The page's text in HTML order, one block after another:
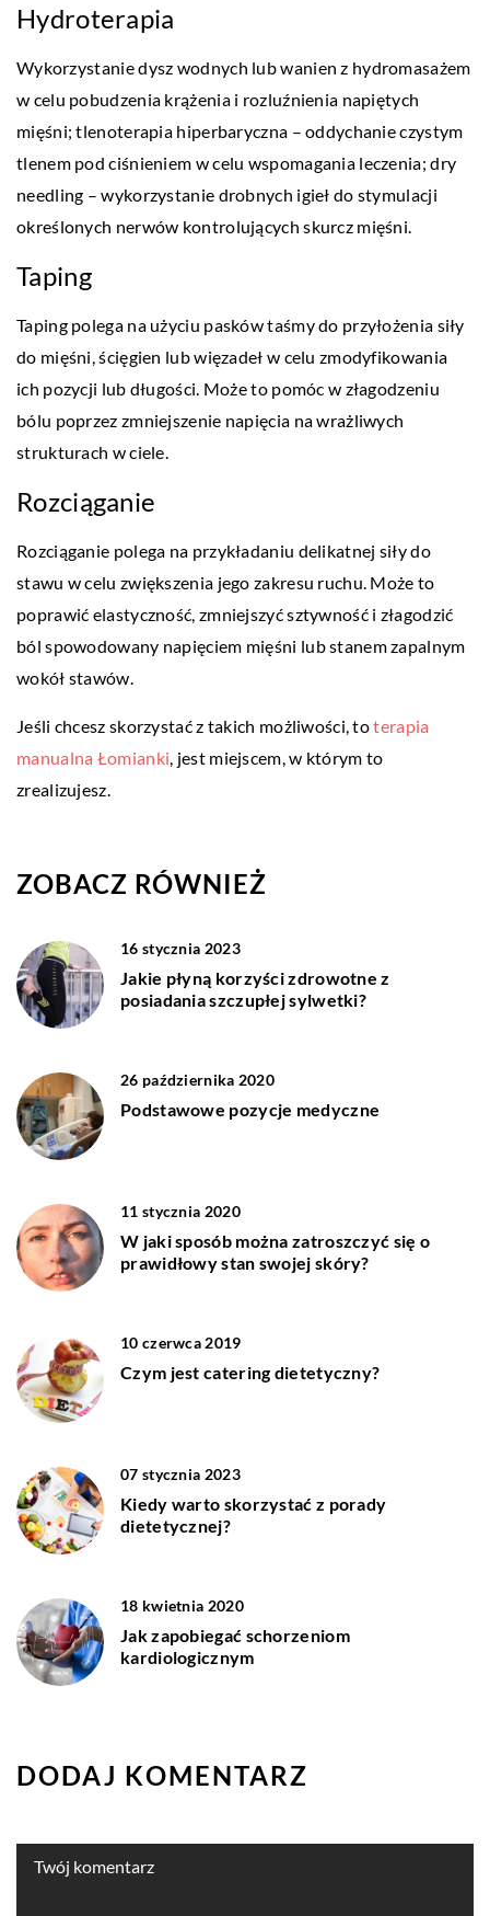
Hydroterapia
Wykorzystanie dysz wodnych lub wanien z hydromasażem
w celu pobudzenia krążenia i rozluźnienia napiętych
mięśni; tlenoterapia hiperbaryczna – oddychanie czystym
tlenem pod ciśnieniem w celu wspomagania leczenia; dry
needling – wykorzystanie drobnych igieł do stymulacji
określonych nerwów kontrolujących skurcz mięśni.
Taping
Taping polega na użyciu pasków taśmy do przyłożenia siły
do mięśni, ścięgien lub więzadeł w celu zmodyfikowania
ich pozycji lub długości. Może to pomóc w złagodzeniu
bólu poprzez zmniejszenie napięcia na wrażliwych
strukturach w ciele.
Rozciąganie
Rozciąganie polega na przykładaniu delikatnej siły do
stawu w celu zwiększenia jego zakresu ruchu. Może to
poprawić elastyczność, zmniejszyć sztywność i złagodzić
ból spowodowany napięciem mięśni lub stanem zapalnym
wokół stawów.
Jeśli chcesz skorzystać z takich możliwości, toterapia
manualna Łomianki, jest miejscem, w którym to
zrealizujesz.
ZOBACZ RÓWNIEŻ
16 stycznia 2023
Jakie płyną korzyści zdrowotne z
posiadania szczupłej sylwetki?
26 października 2020
Podstawowe pozycje medyczne
11 stycznia 2020
W jaki sposób można zatroszczyć się o
prawidłowy stan swojej skóry?
10 czerwca 2019
Czym jest catering dietetyczny?
07 stycznia 2023
Kiedy warto skorzystać z porady
dietetycznej?
18 kwietnia 2020
Jak zapobiegać schorzeniom
kardiologicznym
DODAJ KOMENTARZ